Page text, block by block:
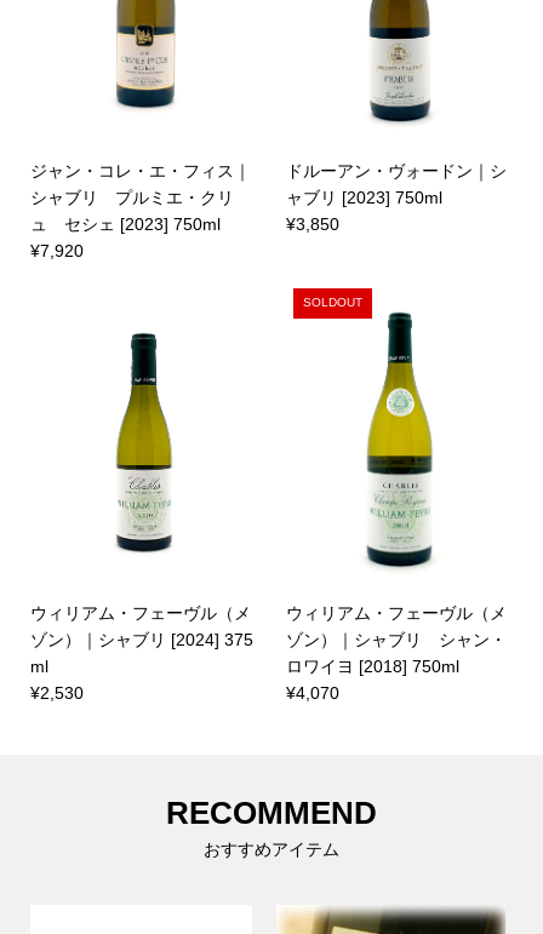
ジャン・コレ・エ・フィス｜
シャブリ プルミエ・クリ
ュ セシェ [2023] 750ml
¥7,920
ドルーアン・ヴォードン｜シ
ャブリ [2023] 750ml
¥3,850
ウィリアム・フェーヴル（メ
ゾン）｜シャブリ [2024] 375
ml
¥2,530
SOLDOUT
ウィリアム・フェーヴル（メ
ゾン）｜シャブリ シャン・
ロワイヨ [2018] 750ml
¥4,070
RECOMMEND
おすすめアイテム